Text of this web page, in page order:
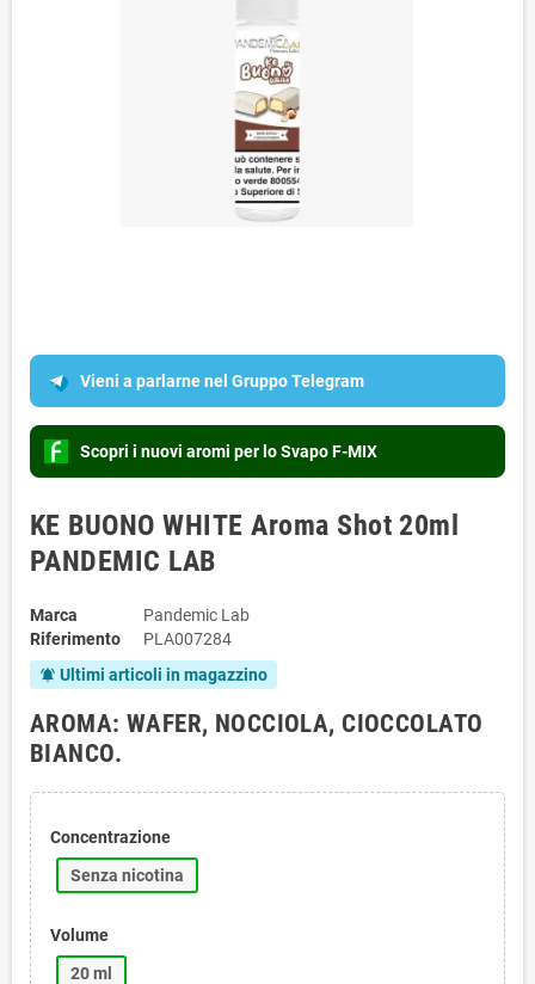
Vieni a parlarne nel Gruppo Telegram
Scopri i nuovi aromi per lo Svapo F-MIX
KE BUONO WHITE Aroma Shot 20ml
PANDEMIC LAB
Marca
Pandemic Lab
Riferimento
PLA007284
notifications_active Ultimi articoli in magazzino
AROMA: WAFER, NOCCIOLA, CIOCCOLATO
BIANCO.
Concentrazione
Senza nicotina
Volume
20 ml